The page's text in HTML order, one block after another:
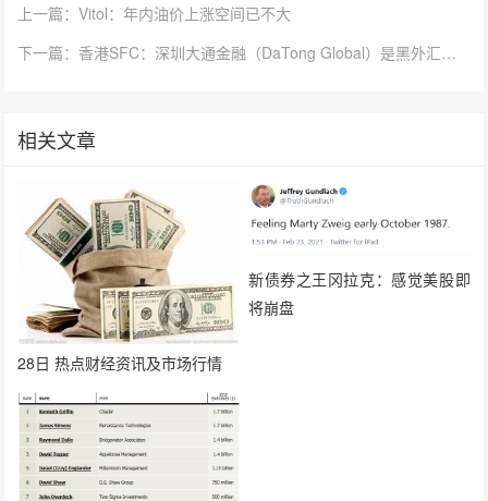
上一篇：Vitol：年内油价上涨空间已不大
下一篇：香港SFC：深圳大通金融（DaTong Global）是黑外汇公司
相关文章
28日 热点财经资讯及市场行情
新债券之王冈拉克：感觉美股即
将崩盘